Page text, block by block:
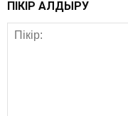
ПІКІР ҚАЛДЫРУ